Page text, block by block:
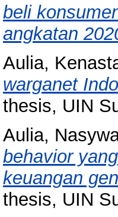
beli
angkatan
Aulia,
warganet
thesis, UIN
Aulia,
behavior
keuangan
thesis, UIN